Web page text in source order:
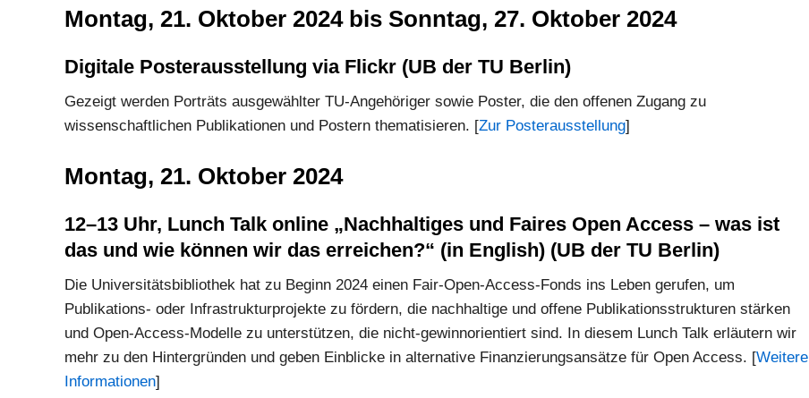
Montag, 21. Oktober 2024 bis Sonntag, 27. Oktober 2024
Digitale Posterausstellung via Flickr (UB der TU Berlin)
Gezeigt werden Porträts ausgewählter TU-Angehöriger sowie Poster, die den offenen Zugang zu
wissenschaftlichen Publikationen und Postern thematisieren. [Zur Posterausstellung]
Montag, 21. Oktober 2024
12–13 Uhr, Lunch Talk online „Nachhaltiges und Faires Open Access – was ist
das und wie können wir das erreichen?“ (in English) (UB der TU Berlin)
Die Universitätsbibliothek hat zu Beginn 2024 einen Fair-Open-Access-Fonds ins Leben gerufen, um
Publikations- oder Infrastrukturprojekte zu fördern, die nachhaltige und offene Publikationsstrukturen stärken
und Open-Access-Modelle zu unterstützen, die nicht-gewinnorientiert sind. In diesem Lunch Talk erläutern wir
mehr zu den Hintergründen und geben Einblicke in alternative Finanzierungsansätze für Open Access. [Weitere
Informationen]